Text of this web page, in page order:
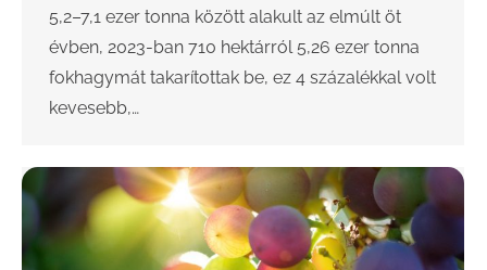
5,2–7,1 ezer tonna között alakult az elmúlt öt
évben, 2023-ban 710 hektárról 5,26 ezer tonna
fokhagymát takarítottak be, ez 4 százalékkal volt
kevesebb,…